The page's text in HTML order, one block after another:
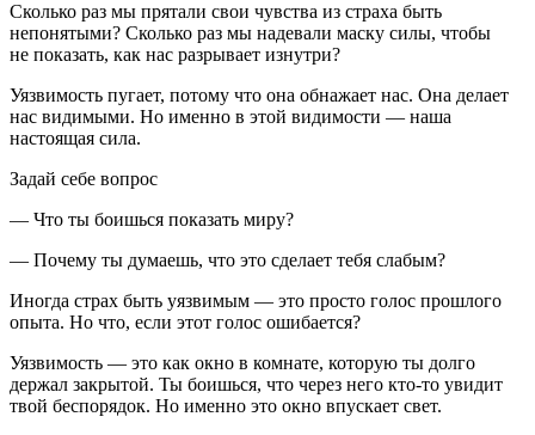
Сколько раз мы прятали свои чувства из страха быть
непонятыми? Сколько раз мы надевали маску силы, чтобы
не показать, как нас разрывает изнутри?
Уязвимость пугает, потому что она обнажает нас. Она делает
нас видимыми. Но именно в этой видимости — наша
настоящая сила.
Задай себе вопрос
— Что ты боишься показать миру?
— Почему ты думаешь, что это сделает тебя слабым?
Иногда страх быть уязвимым — это просто голос прошлого
опыта. Но что, если этот голос ошибается?
Уязвимость — это как окно в комнате, которую ты долго
держал закрытой. Ты боишься, что через него кто-то увидит
твой беспорядок. Но именно это окно впускает свет.